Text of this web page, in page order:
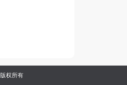
版权所有